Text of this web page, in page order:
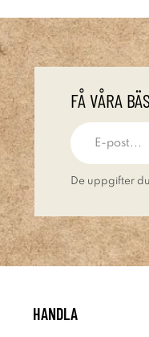
FÅ VÅRA
De uppgifter
HANDLA